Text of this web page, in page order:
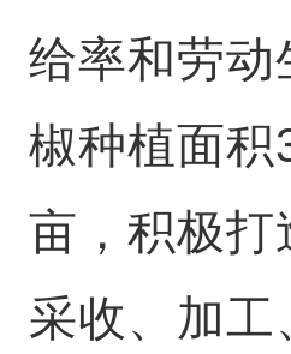
给率和劳动
椒种植面积
亩，积极打
采收、加工